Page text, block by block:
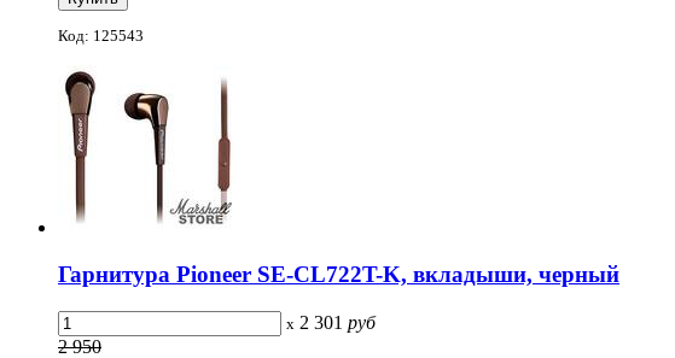
Код: 125543
Гарнитура Pioneer SE-CL722T-K, вкладыши, черный
x 2 301 руб
2 950